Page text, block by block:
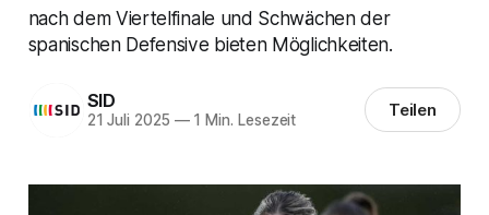
nach dem Viertelfinale und Schwächen der
spanischen Defensive bieten Möglichkeiten.
SID
21 Juli 2025 —1 Min. Lesezeit Teilen